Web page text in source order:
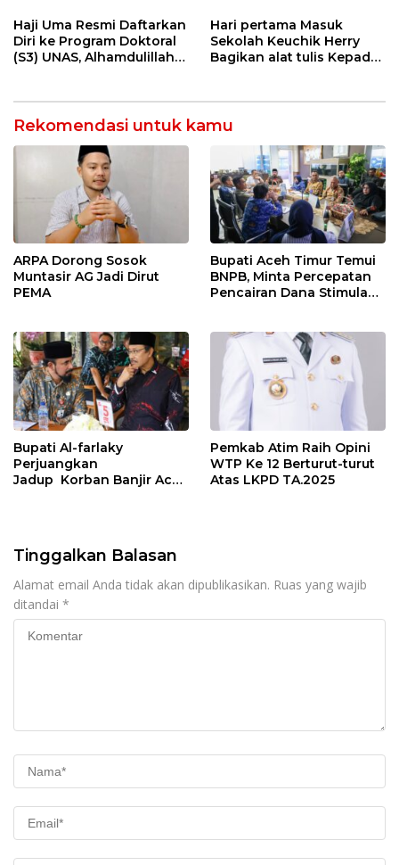
Idi Rayeuk
Haji Uma Resmi Daftarkan
Diri ke Program Doktoral
(S3) UNAS, Alhamdulillah
Hari pertama Masuk
Sekolah Keuchik Herry
Bagikan alat tulis Kepada
Rekomendasi untuk kamu
ARPA Dorong Sosok
Muntasir AG Jadi Dirut
PEMA
Bupati Aceh Timur Temui
BNPB, Minta Percepatan
Pencairan Dana Stimulan
Bupati Al-farlaky
Perjuangkan
Jadup Korban Banjir Aceh
Pemkab Atim Raih Opini
WTP Ke 12 Berturut-turut
Atas LKPD TA.2025
Tinggalkan Balasan
Alamat email Anda tidak akan dipublikasikan. Ruas yang wajib
ditandai *